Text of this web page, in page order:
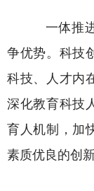
一体推
争优势。科技
科技、人才内
深化教育科技
育人机制，加
素质优良的创